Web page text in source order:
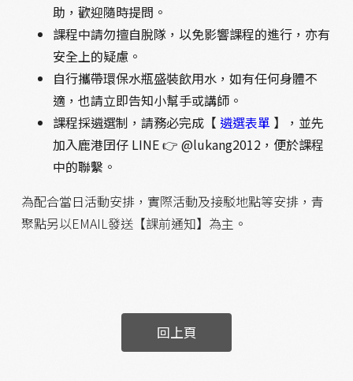
助，歡迎隨時提問。
課程中請勿擅自脫隊，以免影響課程的進行，亦有
安全上的疑慮。
自行攜帶環保水瓶盛裝飲用水，如有任何身體不
適，也請立即告知小幫手或講師。
課程採遴選制，請務必完成【 遴選表單】，並先
加入鹿港囝仔 LINE 👉 @lukang2012，便於課程
中的聯繫。
為配合當日活動安排，實際活動及接駁地點等安排，青
聚點另以EMAIL發送【課前通知】為主。
回上頁